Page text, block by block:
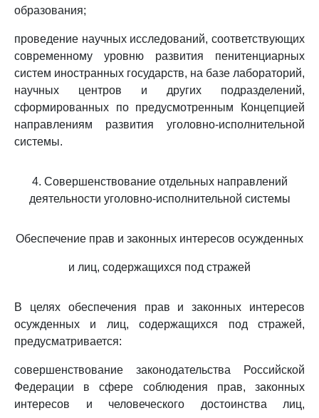
образования;
проведение научных исследований, соответствующих
современному уровню развития пенитенциарных
систем иностранных государств, на базе лабораторий,
научных центров и других подразделений,
сформированных по предусмотренным Концепцией
направлениям развития уголовно-исполнительной
системы.
4. Совершенствование отдельных направлений
деятельности уголовно-исполнительной системы
Обеспечение прав и законных интересов осужденных
и лиц, содержащихся под стражей
В целях обеспечения прав и законных интересов
осужденных и лиц, содержащихся под стражей,
предусматривается:
совершенствование законодательства Российской
Федерации в сфере соблюдения прав, законных
интересов и человеческого достоинства лиц,